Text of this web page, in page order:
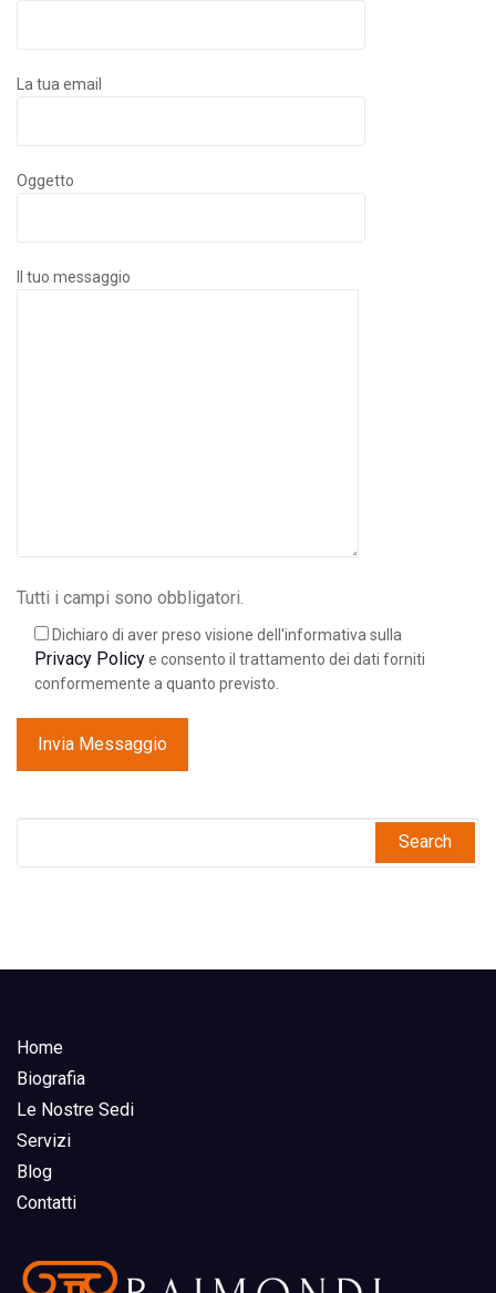
La tua email
Oggetto
Il tuo messaggio
Tutti i campi sono obbligatori.
Dichiaro di aver preso visione dell'informativa sulla
Privacy Policye consento il trattamento dei dati forniti
conformemente a quanto previsto.
Home
Biografia
Le Nostre Sedi
Servizi
Blog
Contatti